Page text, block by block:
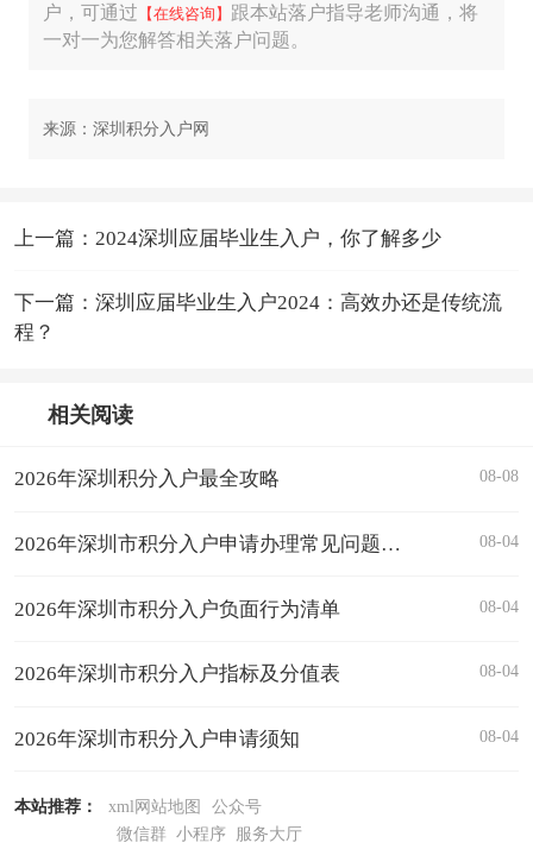
户，可通过 【在线咨询】 跟本站落户指导老师沟通，将
一对一为您解答相关落户问题。
来源：深圳积分入户网
上一篇：2024深圳应届毕业生入户，你了解多少
下一篇：深圳应届毕业生入户2024：高效办还是传统流
程？
相关阅读
2026年深圳积分入户最全攻略 08-08
2026年深圳市积分入户申请办理常见问题解答汇总 08-04
2026年深圳市积分入户负面行为清单 08-04
2026年深圳市积分入户指标及分值表 08-04
2026年深圳市积分入户申请须知 08-04
本站推荐： xml网站地图
公众号
微信群 小程序 服务大厅